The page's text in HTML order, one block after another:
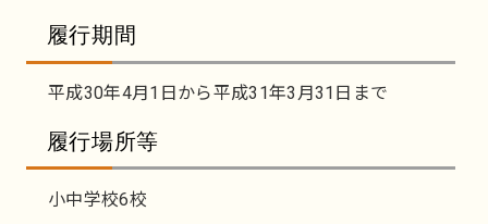
履行期間
平成30年4月1日から平成31年3月31日まで
履行場所等
小中学校6校